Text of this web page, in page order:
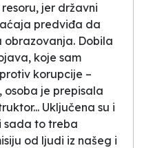
jer državni
predviđa da
obrazovanja. Dobila
koje sam
korupcije –
osoba je prepisala
Uključena su i
sada to treba
od ljudi iz našeg i